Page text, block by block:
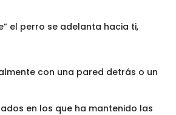
el perro se adelanta hacia ti,
con una pared detrás o un
en los que ha mantenido las